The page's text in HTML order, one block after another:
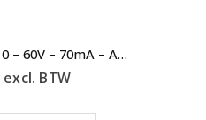
LED Nood Pack – 10 – 60V – 70mA – Auto Test
excl. BTW